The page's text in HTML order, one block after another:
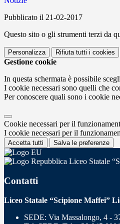
Pubblicato il 21-02-2017
Questo sito o gli strumenti terzi da
Personalizza Rifiuta tutti i cookies
Gestione cookie
In questa schermata è possibile
I cookie necessari sono quelli che
Per conoscere quali sono i cookie
Cookie necessari per il
I cookie necessari per il
Accetta tutti Salva le preferenze
Liceo Statale
Contatti
Liceo Statale “Scipione Maffei”
SEDE: Via Massalongo, 4 -